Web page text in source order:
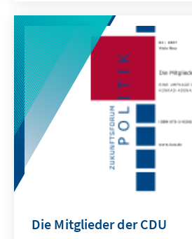
Stammzellforschung
obwohl sie sich
und fundierte Wertebasis
Dr. Franz-Josef Bormann,
Moraltheologie und Ethik an
Theologischen Fakultät
Dr. Klaus Tanner, Lehrstuhl
Theologie an der Martin-
Halle-Wittenberg, und
ihre unterschiedlichen
Bewertungen der
Die Mitglieder der CDU